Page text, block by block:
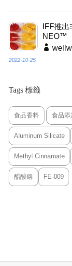
IFF推
NEO™
2022-10-25
Tags 標籤
食品香料 食品添
Aluminum Silicate
Methyl Cinnamate
醋酸鉻 FE-009